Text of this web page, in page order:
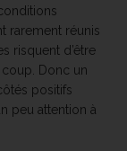
rarement réunis
risquent d’être
Donc un
positifs
peu attention à